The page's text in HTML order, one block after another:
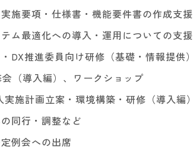
施要項・仕様書・機能要件書の作成支援
ム最適化への導入・運用についての支援
DX推進委員向け研修（基礎・情報提供）
（導入編）、ワークショップ
実施計画立案・環境構築・研修（導入編）
同行・調整など
例会への出席